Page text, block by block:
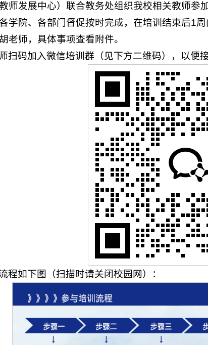
师发展中心）联合教务处组织我校相关教师参
学院、各部门督促按时完成，在培训结束后1
老师，具体事项查看附件。
扫码加入微信培训群（见下方二维码），以便
程如下图（扫描时请关闭校园网）：